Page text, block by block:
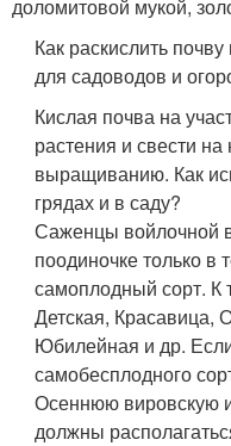
доломитовой мукой,
Как раскислить
для садоводов и
Кислая почва на
растения и свести
выращиванию. Как
грядах и в саду?
Саженцы войлочной
поодиночке только в
самоплодный сорт. К
Детская, Красавица,
Юбилейная и др.
самобесплодного
Осеннюю вировскую
должны